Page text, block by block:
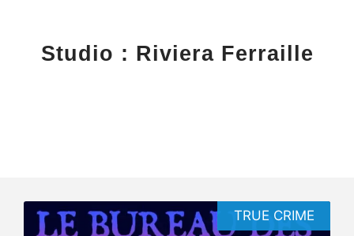
Studio : Riviera Ferraille
TRUE CRIME